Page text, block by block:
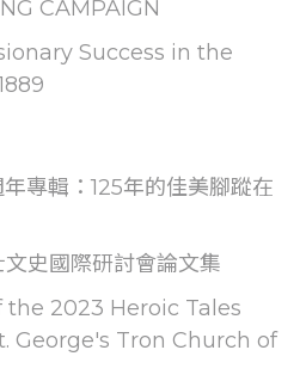
CAMPAIGN
Success in the
專輯：125年的佳美腳蹤在
史國際研討會論文集
2023 Heroic Tales
George's Tron Church of